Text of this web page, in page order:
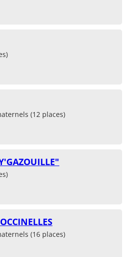
(12 places)
(16 places)